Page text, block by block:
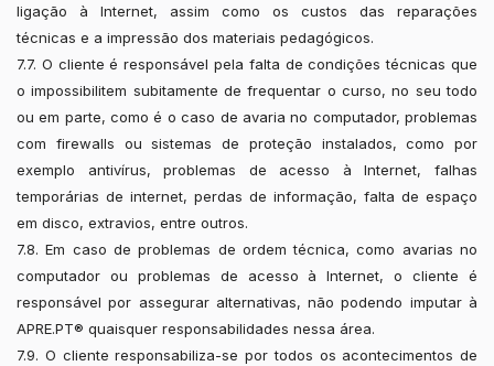
ligação à Internet, assim como os custos das reparações
técnicas e a impressão dos materiais pedagógicos.
7.7. O cliente é responsável pela falta de condições técnicas que
o impossibilitem subitamente de frequentar o curso, no seu todo
ou em parte, como é o caso de avaria no computador, problemas
com firewalls ou sistemas de proteção instalados, como por
exemplo antivírus, problemas de acesso à Internet, falhas
temporárias de internet, perdas de informação, falta de espaço
em disco, extravios, entre outros.
7.8. Em caso de problemas de ordem técnica, como avarias no
computador ou problemas de acesso à Internet, o cliente é
responsável por assegurar alternativas, não podendo imputar à
APRE.PT® quaisquer responsabilidades nessa área.
7.9. O cliente responsabiliza-se por todos os acontecimentos de